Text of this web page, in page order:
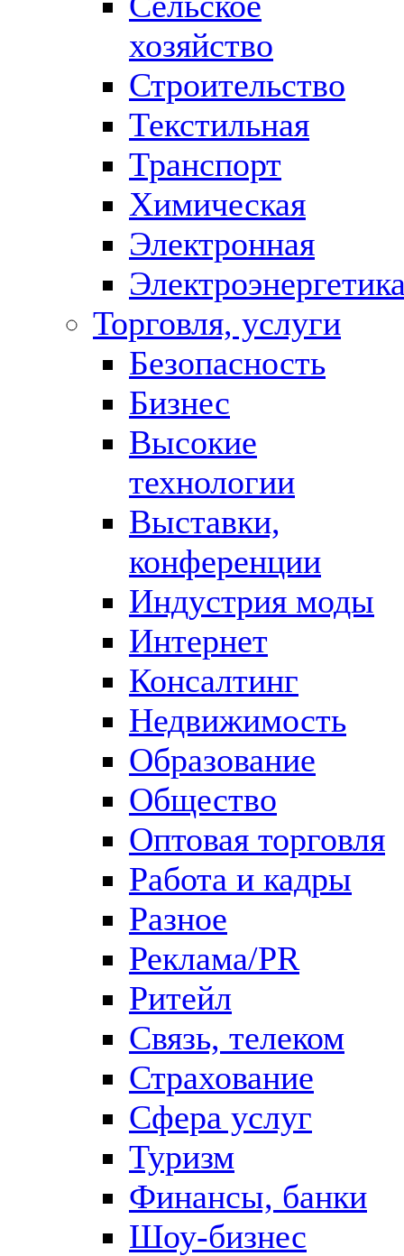
хозяйство
Строительство
Текстильная
Транспорт
Химическая
Электронная
Торговля, услуги
Безопасность
Бизнес
Высокие
технологии
Выставки,
конференции
Индустрия моды
Интернет
Консалтинг
Недвижимость
Образование
Общество
Оптовая торговля
Работа и кадры
Разное
Реклама/PR
Ритейл
Связь, телеком
Страхование
Сфера услуг
Туризм
Финансы, банки
Шоу-бизнес